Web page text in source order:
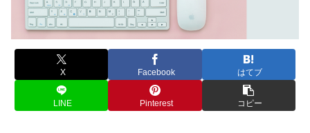
X Facebook はてブ
LINE Pinterest コピー